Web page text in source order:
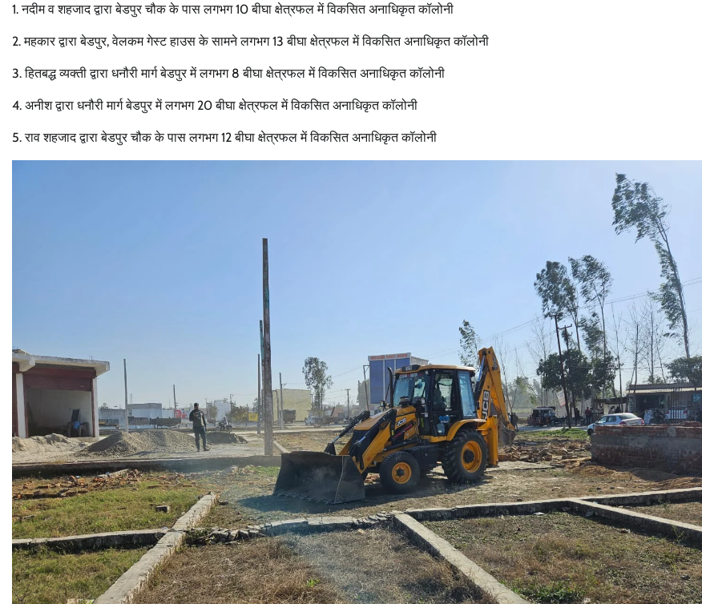
1. नदीम व शहजाद द्वारा बेडपुर चौक के पास लगभग 10 बीघा क्षेत्रफल में विकसित अनाधिकृत कॉलोनी
2. महकार द्वारा बेडपुर, वेलकम गेस्ट हाउस के सामने लगभग 13 बीघा क्षेत्रफल में विकसित अनाधिकृत कॉलोनी
3. हितबद्ध व्यक्ती द्वारा धनौरी मार्ग बेडपुर में लगभग 8 बीघा क्षेत्रफल में विकसित अनाधिकृत कॉलोनी
4. अनीश द्वारा धनौरी मार्ग बेडपुर में लगभग 20 बीघा क्षेत्रफल में विकसित अनाधिकृत कॉलोनी
5. राव शहजाद द्वारा बेडपुर चौक के पास लगभग 12 बीघा क्षेत्रफल में विकसित अनाधिकृत कॉलोनी
उत्तराखंड देहरादून प्रदेश बड़ी खबर
बेटे की गेमिंग लत से परिवार बदहाल, मां ने लगाई
आर्थिक मदद की गुहार